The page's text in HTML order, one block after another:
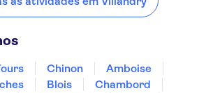
Chenonceaux
Chinon
Amboise
Blois
Chambord